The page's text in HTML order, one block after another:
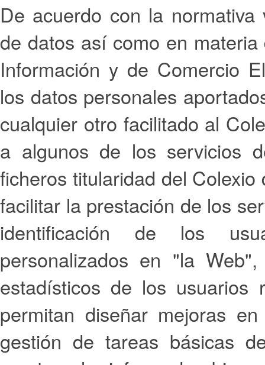
De acuerdo con la
de datos así como en
Información y de Comercio
los datos personales
cualquier otro facilitado al
a algunos de los servicios
ficheros titularidad del
facilitar la prestación de los
identificación de los
personalizados en "la
estadísticos de los usuarios
permitan diseñar mejoras
gestión de tareas básicas